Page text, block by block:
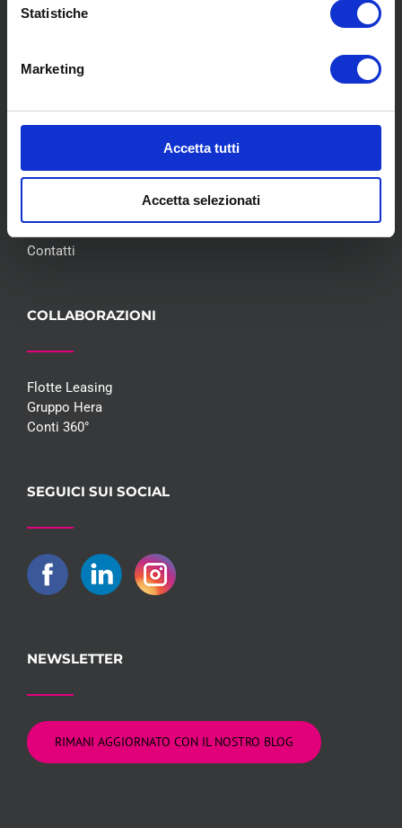
Statistiche
Marketing
Accetta tutti
Accetta selezionati
Chi siamo
Meccanica
Blog
Whisteblowing D.Lgs 24/2023
Contatti
COLLABORAZIONI
Flotte Leasing
Gruppo Hera
Conti 360°
SEGUICI SUI SOCIAL
NEWSLETTER
RIMANI AGGIORNATO CON IL NOSTRO BLOG